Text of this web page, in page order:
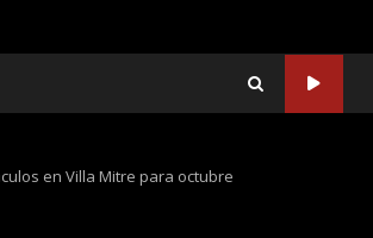
en Villa Mitre para octubre